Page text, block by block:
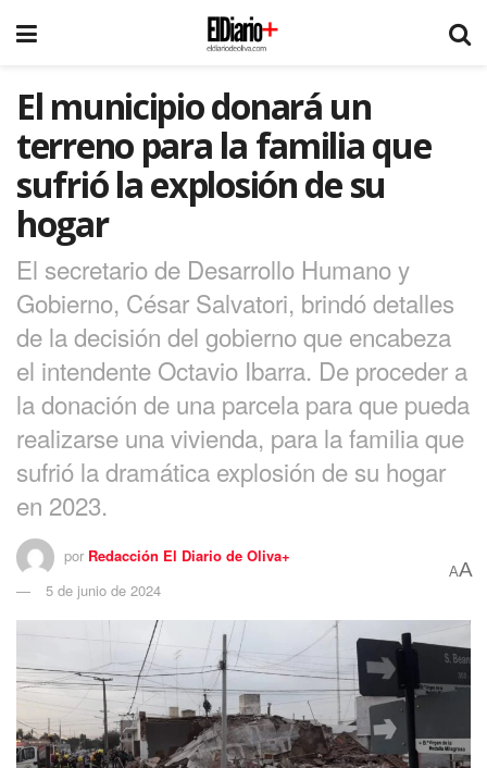
El municipio donará un
terreno para la familia que
sufrió la explosión de su
hogar
El secretario de Desarrollo Humano y
Gobierno, César Salvatori, brindó detalles
de la decisión del gobierno que encabeza
el intendente Octavio Ibarra. De proceder a
la donación de una parcela para que pueda
realizarse una vivienda, para la familia que
sufrió la dramática explosión de su hogar
en 2023.
por Redacción El Diario de Oliva+
5 de junio de 2024
AA